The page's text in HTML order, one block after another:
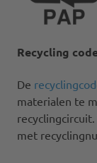
Recycling
De
materialen te
met